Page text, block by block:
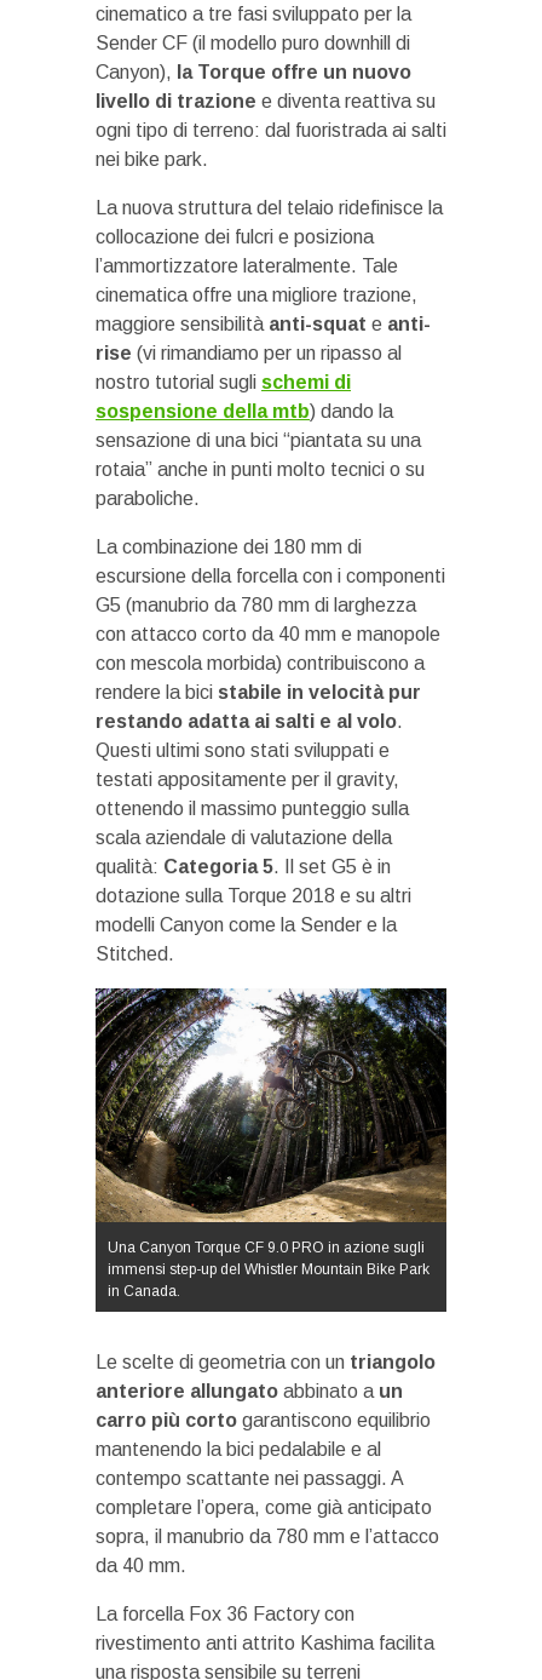
cinematico a tre fasi sviluppato per la
Sender CF (il modello puro downhill di
Canyon),
la Torque offre un nuovo
livello di trazione e diventa reattiva su
ogni tipo di terreno: dal fuoristrada ai salti
nei bike park.
La nuova struttura del telaio ridefinisce la
collocazione dei fulcri e posiziona
l’ammortizzatore lateralmente. Tale
cinematica offre una migliore trazione,
maggiore sensibilità anti-squat e anti-
rise (vi rimandiamo per un ripasso al
nostro tutorial sugli schemi di
sospensione della mtb) dando la
sensazione di una bici “piantata su una
rotaia” anche in punti molto tecnici o su
paraboliche.
La combinazione dei 180 mm di
escursione della forcella con i componenti
G5 (manubrio da 780 mm di larghezza
con attacco corto da 40 mm e manopole
con mescola morbida) contribuiscono a
rendere la bici stabile in velocità pur
restando adatta ai salti e al volo.
Questi ultimi sono stati sviluppati e
testati appositamente per il gravity,
ottenendo il massimo punteggio sulla
scala aziendale di valutazione della
qualità: Categoria 5. Il set G5 è in
dotazione sulla Torque 2018 e su altri
modelli Canyon come la Sender e la
Stitched.
Una Canyon Torque CF 9.0 PRO in azione sugli
immensi step-up del Whistler Mountain Bike Park
in Canada.
Le scelte di geometria con un triangolo
anteriore allungato abbinato a un
carro più corto garantiscono equilibrio
mantenendo la bici pedalabile e al
contempo scattante nei passaggi. A
completare l’opera, come già anticipato
sopra, il manubrio da 780 mm e l’attacco
da 40 mm.
La forcella Fox 36 Factory con
rivestimento anti attrito Kashima facilita
una risposta sensibile su terreni